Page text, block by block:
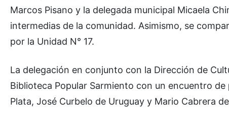
Marcos Pisano y la delegada municipal Micaela
intermedias de la comunidad. Asimismo, se
por la Unidad N° 17.
La delegación en conjunto con la Dirección de
Biblioteca Popular Sarmiento con un encuentro
Plata, José Curbelo de Uruguay y Mario Cabrera